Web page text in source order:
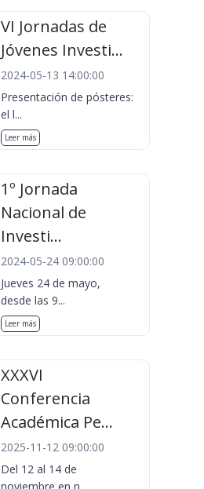
VI Jornadas de
Jóvenes Investi...
2024-05-13 14:00:00
Presentación de pósteres:
el l...
Leer más
1º Jornada
Nacional de
Investi...
2024-05-24 09:00:00
Jueves 24 de mayo,
desde las 9...
Leer más
XXXVI
Conferencia
Académica Pe...
2025-11-12 09:00:00
Del 12 al 14 de